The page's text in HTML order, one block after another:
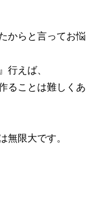
からと言ってお悩
行えば、
ることは難しくあ
無限大です。